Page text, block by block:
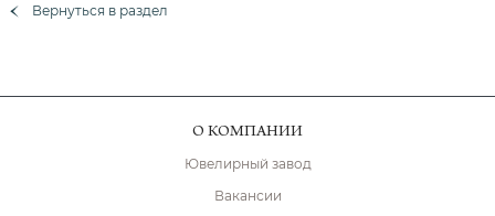
Вернуться в раздел
О КОМПАНИИ
Ювелирный завод
Вакансии